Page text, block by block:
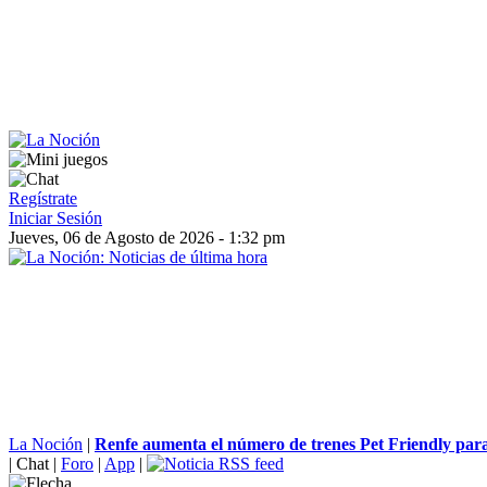
Regístrate
Iniciar Sesión
Jueves, 06 de Agosto de 2026 - 1:32 pm
La Noción | Renfe aumenta el número de trenes Pet Friendly
| Chat | Foro | App |